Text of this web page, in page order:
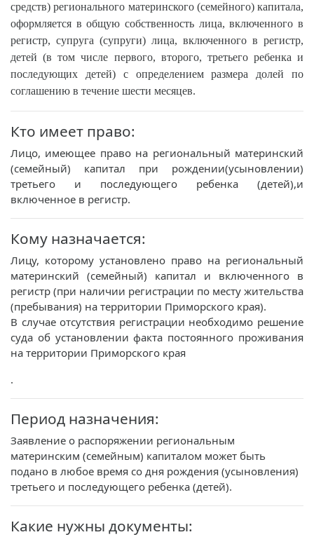
средств) регионального материнского (семейного) капитала,
оформляется в общую собственность лица, включенного в
регистр, супруга (супруги) лица, включенного в регистр,
детей (в том числе первого, второго, третьего ребенка и
последующих детей) с определением размера долей по
соглашению в течение шести месяцев.
Кто имеет право:
Лицо, имеющее право на региональный материнский
(семейный) капитал при рождении(усыновлении)
третьего и последующего ребенка (детей),и
включенное в регистр.
Кому назначается:
Лицу, которому установлено право на региональный
материнский (семейный) капитал и включенного в
регистр (при наличии регистрации по месту жительства
(пребывания) на территории Приморского края).
В случае отсутствия регистрации необходимо решение
суда об установлении факта постоянного проживания
на территории Приморского края
.
Период назначения:
Заявление о распоряжении региональным
материнским (семейным) капиталом может быть
подано в любое время со дня рождения (усыновления)
третьего и последующего ребенка (детей).
Какие нужны документы: